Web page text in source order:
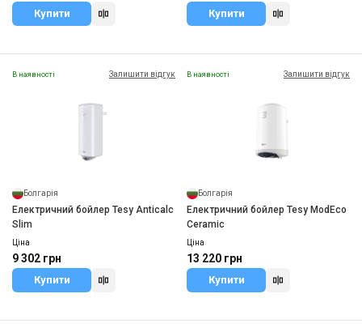
Купити Купити
В наявності Залишити відгук
Болгарія
Електричний бойлер Tesy Anticalc
Slim
Ціна
9 302 грн
Купити
В наявності Залишити відгук
Болгарія
Електричний бойлер Tesy ModEco
Ceramic
Ціна
13 220 грн
Купити